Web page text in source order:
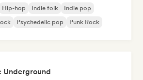
Hip-hop Indie folk
Indie pop
Psychedelic pop Punk Rock
Underground